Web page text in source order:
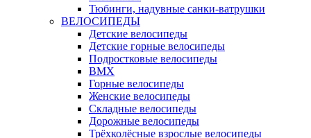
Тюбинги, надувные санки-ватрушки
ВЕЛОСИПЕДЫ
Детские велосипеды
Детские горные велосипеды
Подростковые велосипеды
BMX
Горные велосипеды
Женские велосипеды
Складные велосипеды
Дорожные велосипеды
Трёхколёсные взрослые велосипеды